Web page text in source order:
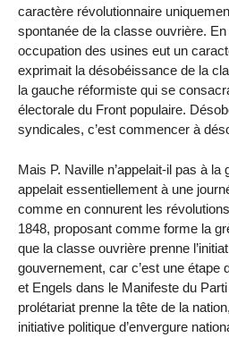
caractère révolutionnaire
spontanée de la classe ouvrière.
occupation des usines eut un
exprimait la désobéissance de la
la gauche réformiste qui se
électorale du Front populaire.
syndicales, c’est commencer à
Mais P. Naville n’appelait-il pas à
appelait essentiellement à une
comme en connurent les
1848, proposant comme forme la
que la classe ouvrière prenne
gouvernement, car c’est une étape
et Engels dans le Manifeste du
prolétariat prenne la tête de la
initiative politique d’envergure